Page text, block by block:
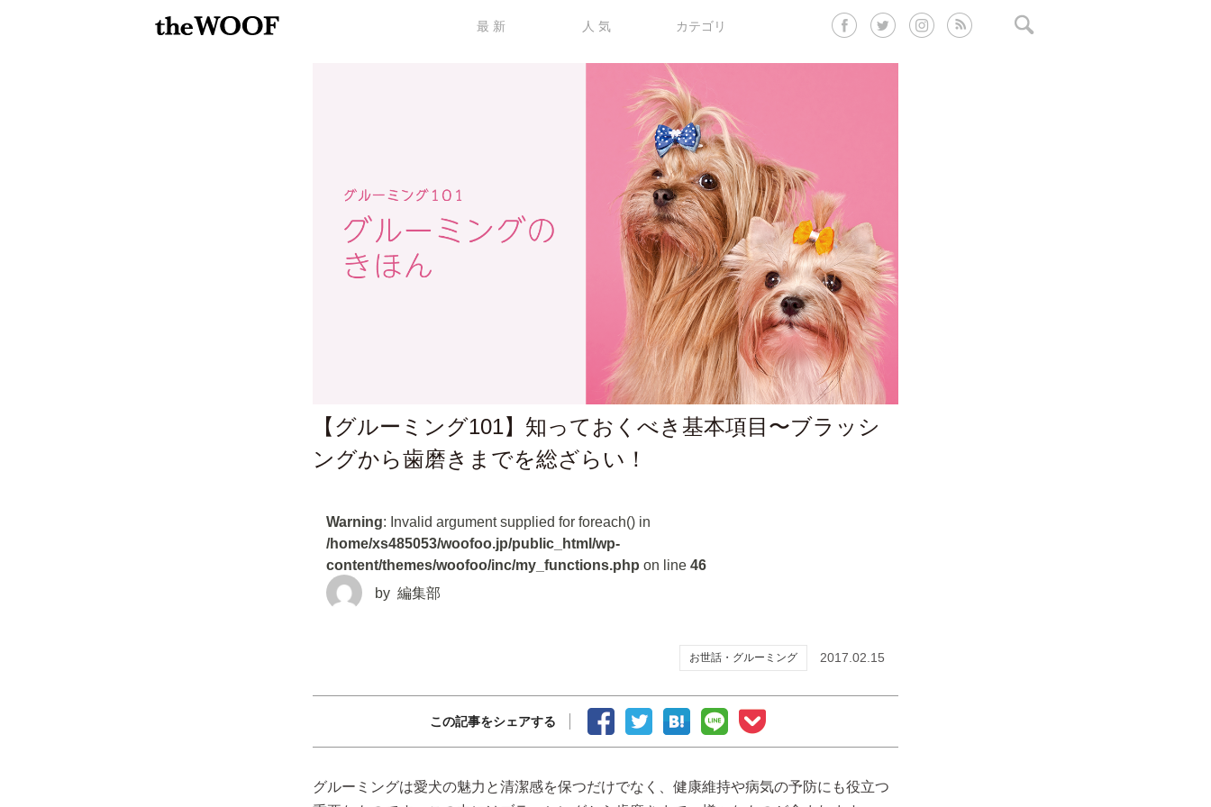
最 新 人 気 カテゴリ
【グルーミング101】知っておくべき基本項目〜ブラッシ
ングから歯磨きまでを総ざらい！
Warning: Invalid argument supplied for foreach() in
/home/xs485053/woofoo.jp/public_html/wp-
content/themes/woofoo/inc/my_functions.php on line 46
by 編集部
お世話・グルーミング 2017.02.15
この記事をシェアする
グルーミングは愛犬の魅力と清潔感を保つだけでなく、健康維持や病気の予防にも役立つ